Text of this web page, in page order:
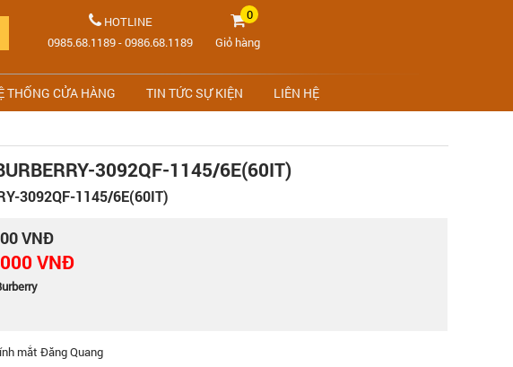
HOTLINE
0985.68.1189-0986.68.1189
0
Giỏ hàng
THỐNG CỬA HÀNG TIN TỨC SỰ KIỆN LIÊN HỆ
3092QF-1145/6E(60IT)
3092QF-1145/6E(60IT)
VNĐ
VNĐ
mắt Đăng Quang